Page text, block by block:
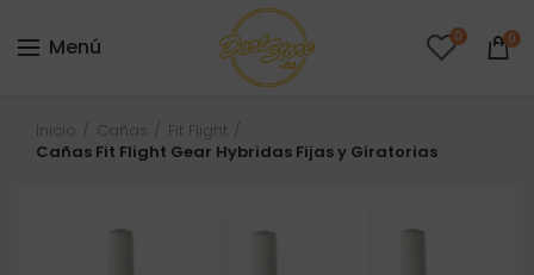
Menú 0 0
Inicio Cañas
Fit Flight
Cañas Fit Flight Gear Hybridas Fijas y Giratorias